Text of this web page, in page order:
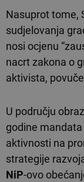
Nasuprot tome,
sudjelovanja
nosi ocjenu
nacrt zakona o
aktivista,
U području
godine
aktivnosti na
strategije
NiP-ovo